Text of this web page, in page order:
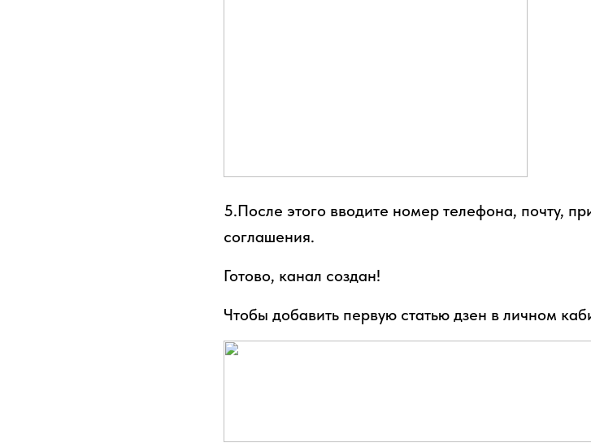
5.После этого вводите номер телефона, почту,
соглашения.
Готово, канал создан!
Чтобы добавить первую статью дзен в личном